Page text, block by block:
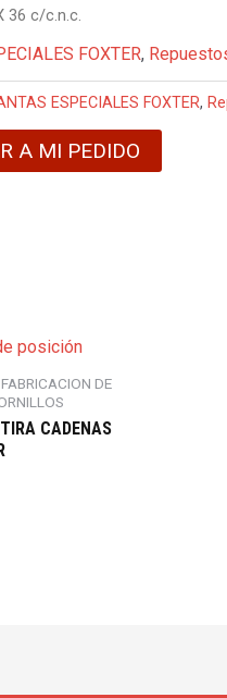
36 c/c.n.c.
FOXTER,
ESPECIALES FOXTER,
A MI PEDIDO
DE
CADENAS